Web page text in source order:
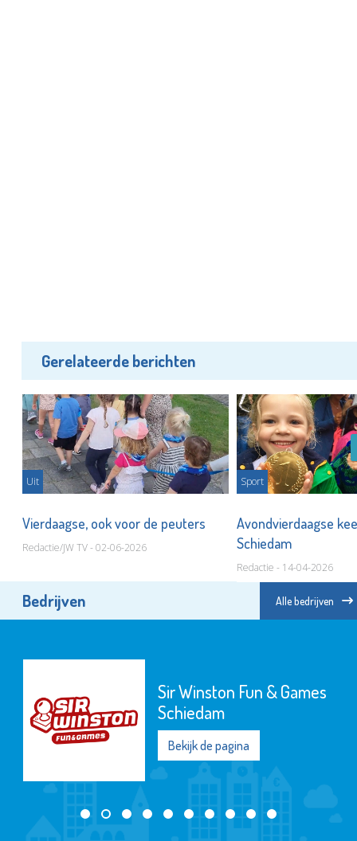
Gerelateerde berichten
Uit
Vierdaagse, ook voor de peuters
Redactie/JW TV - 02-06-2026
Sport
Avondvierdaagse
Schiedam
Redactie - 14-04-2026
Bedrijven Alle bedrijven
Sir Winston Fun & Games
Schiedam
Bekijk de pagina